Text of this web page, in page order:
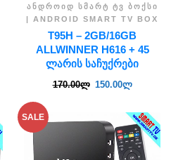
ᲐᲜᲓᲠᲝᲘᲓ ᲡᲛᲐᲠᲢ ᲢᲕ ᲑᲝᲥᲡᲘ
| ANDROID SMART TV BOX
T95H – 2GB/16GB
ALLWINNER H616 + 45
ᲚᲐᲠᲘᲡ ᲡᲐᲩᲣᲥᲠᲔᲑᲘ
170.00ლ 150.00ლ
SALE